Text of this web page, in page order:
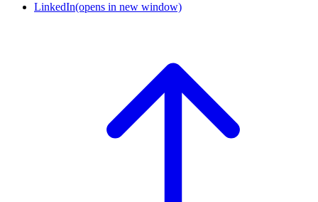
LinkedIn(opens in new window)